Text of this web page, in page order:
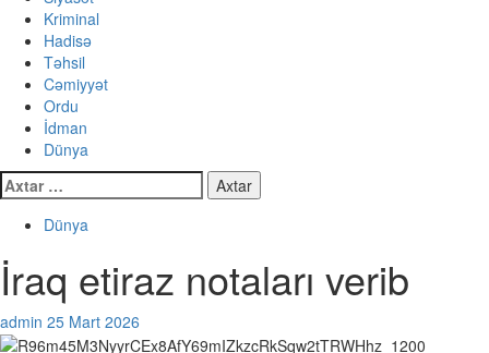
Kriminal
Hadisə
Təhsil
Cəmiyyət
Ordu
İdman
Dünya
Axtarış:
Dünya
İraq etiraz notaları verib
admin 25 Mart 2026